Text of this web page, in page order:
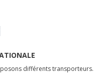
différents transporteurs.